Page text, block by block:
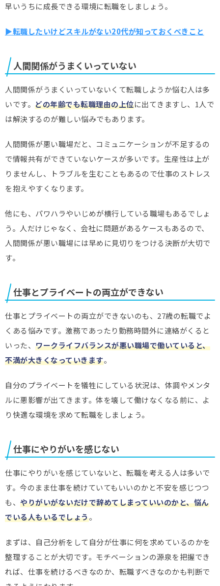
早いうちに成長できる環境に転職をしましょう。
▶転職したいけどスキルがない20代が知っておくべきこと
人間関係がうまくいっていない
人間関係がうまくいっていないくて転職しようか悩む人は多
いです。 どの年齢でも転職理由の上位に出てきますし、1人で
は解決するのが難しい悩みでもあります。
人間関係が悪い職場だと、コミュニケーションが不足するの
で情報共有ができていないケースが多いです。生産性は上が
りませんし、トラブルを生むこともあるので仕事のストレス
を抱えやすくなります。
他にも、パワハラやいじめが横行している職場もあるでしょ
う。人だけじゃなく、会社に問題があるケースもあるので、
人間関係が悪い職場には早めに見切りをつける決断が大切で
す。
仕事とプライベートの両立ができない
仕事とプライベートの両立ができないのも、27歳の転職でよ
くある悩みです。激務であったり勤務時間外に連絡がくると
いった、 ワークライフバランスが悪い職場で働いていると、
不満が大きくなっていきます。
自分のプライベートを犠牲にしている状況は、体調やメンタ
ルに悪影響が出てきます。体を壊して働けなくなる前に、よ
り快適な環境を求めて転職をしましょう。
仕事にやりがいを感じない
仕事にやりがいを感じていないと、転職を考える人は多いで
す。今のまま仕事を続けていてもいいのかと不安を感じつつ
も、 やりがいがないだけで辞めてしまっていいのかと、悩ん
でいる人もいるでしょう。
まずは、自己分析をして自分が仕事に何を求めているのかを
整理することが大切です。モチベーションの源泉を把握でき
れば、仕事を続けるべきなのか、転職すべきなのかも判断で